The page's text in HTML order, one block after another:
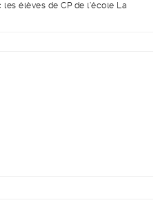
élèves de CP de l’école La